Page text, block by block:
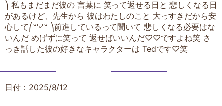
⎞ 私もまだまだ彼の 言葉に 笑って返せる日と 悲しくなる日
があるけど、先生から 彼はわたしのこと 大っすきだから安
心して⎛˶'ᵕ'˶ ⎞前進しているって聞いて 悲しくなる必要はな
いんだ めげずに笑って 返せばいいんだ♡♡ですよね笑 さ
っき話した彼の好きなキャラクターは Tedです♡笑
日付：2025/8/12